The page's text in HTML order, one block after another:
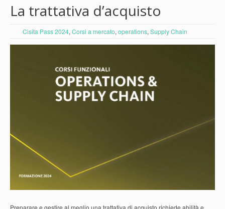
La trattativa d’acquisto
Cisita Pass 2024, Corsi a mercato, operations, Supply Chain